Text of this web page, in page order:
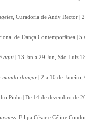
, Curadoria de Andy Rector
de Dança Contemporânea |
aqui | 13 Jan a 29 Jun, São Luiz
mundo dançar| 2 a 10 de Janeiro,
Pinho| De 14 de dezembro de
: Filipa César e Céline